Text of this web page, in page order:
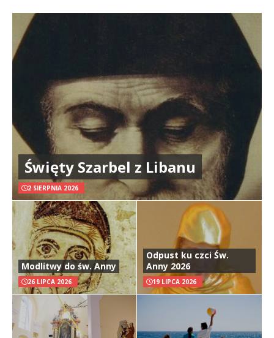
Święty Szarbel z Libanu
2 SIERPNIA 2026
Modlitwy do św. Anny
26 LIPCA 2026
Odpust ku czci Św.
Anny 2026
19 LIPCA 2026